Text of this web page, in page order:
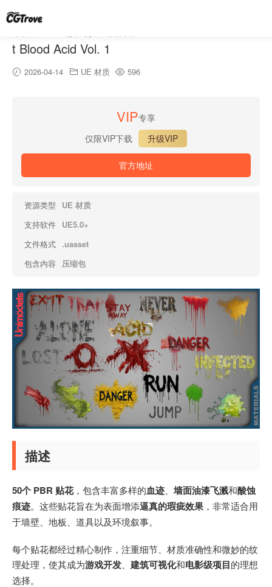
t Blood Acid Vol. 1
2026-04-14 UE 材质 596
VIP专享
仅限VIP下载
升级VIP
官方地址
资源类型
UE 材质
支持软件 UE5.0+
文件格式 .uasset
包含内容
压缩包
描述
50个 PBR 贴花，包含丰富多样的血迹 、墙面油漆飞溅和酸蚀
痕迹。这些贴花旨在为表面增添逼真的瑕疵效果 ，非常适合用
于墙壁、地板、道具以及环境叙事。
每个贴花都经过精心制作，注重细节、材质准确性和微妙的纹
理处理，使其成为游戏开发 建筑可视化和电影级项目的理想
选择。